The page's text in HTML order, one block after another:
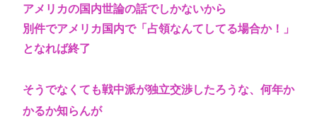
アメリカの国内世論の話でしかないから
別件でアメリカ国内で「占領なんてしてる場合か！」
となれば終了
そうでなくても戦中派が独立交渉したろうな、何年か
かるか知らんが